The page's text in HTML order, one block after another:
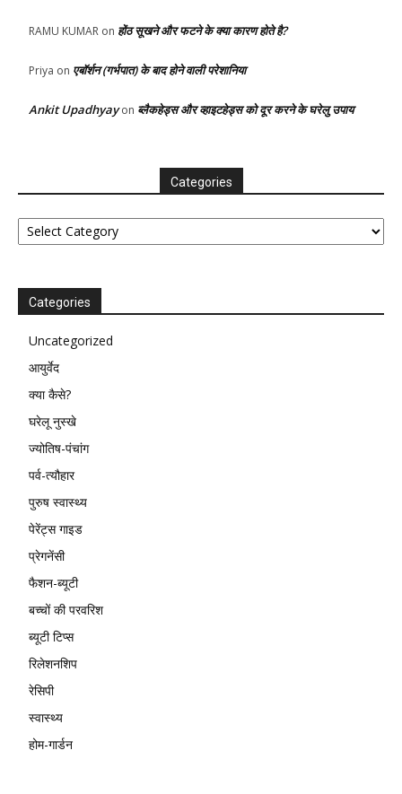
RAMU KUMAR on होंठ सूखने और फटने के क्या कारण होते है?
Priya on एबॉर्शन (गर्भपात) के बाद होने वाली परेशानिया
Ankit Upadhyayon ब्लैकहेड्स और व्हाइटहेड्स को दूर करने के घरेलु उपाय
Categories
Categories
Categories
Uncategorized
आयुर्वेद
क्या कैसे?
घरेलू नुस्खे
ज्योतिष-पंचांग
पर्व-त्यौहार
पुरुष स्वास्थ्य
पेरेंट्स गाइड
प्रेगनेंसी
फैशन-ब्यूटी
बच्चों की परवरिश
ब्यूटी टिप्स
रिलेशनशिप
रेसिपी
स्वास्थ्य
होम-गार्डन